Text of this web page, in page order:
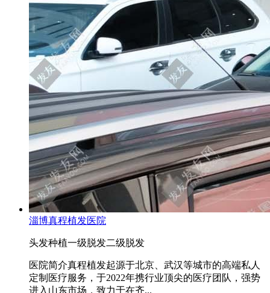
淄博真程植发医院
头发种植一级脱发二级脱发
医院简介真程植发起源于北京、武汉等城市的高端私人
定制医疗服务，于2022年携行业顶尖的医疗团队，强势
进入山东市场，致力于在齐...